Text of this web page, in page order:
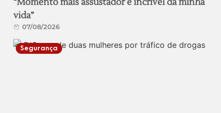
vida”
07/08/2026
Segurança